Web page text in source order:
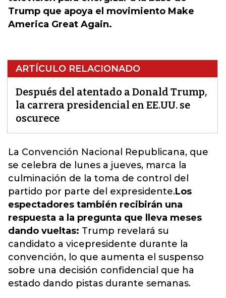
Trump que apoya el movimiento Make
America Great Again.
ARTÍCULO RELACIONADO
Después del atentado a Donald Trump,
la carrera presidencial en EE.UU. se
oscurece
La Convención Nacional Republicana, que
se celebra de lunes a jueves, marca la
culminación de la toma de control del
partido por parte del expresidente.Los
espectadores también recibirán una
respuesta a la pregunta que lleva meses
dando vueltas: Trump revelará su
candidato a vicepresidente durante la
convención, lo que aumenta el suspenso
sobre una decisión confidencial que ha
estado dando pistas durante semanas.